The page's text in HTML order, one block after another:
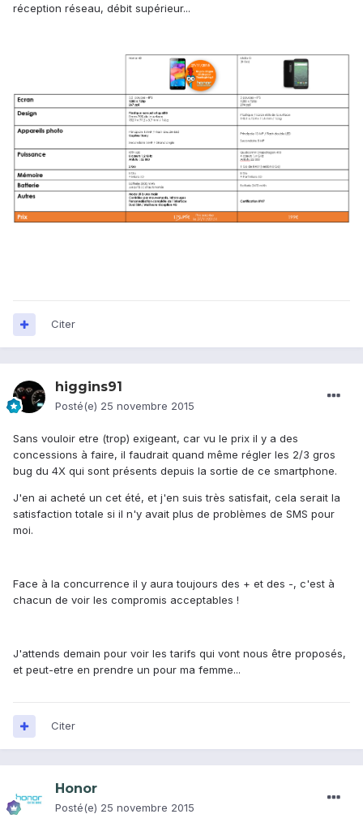
réception réseau, débit supérieur...
Citer
higgins91
Posté(e) 25 novembre 2015
Sans vouloir etre (trop) exigeant, car vu le prix il y a des
concessions à faire, il faudrait quand même régler les 2/3 gros
bug du 4X qui sont présents depuis la sortie de ce smartphone.
J'en ai acheté un cet été, et j'en suis très satisfait, cela serait la
satisfaction totale si il n'y avait plus de problèmes de SMS pour
moi.
Face à la concurrence il y aura toujours des + et des -, c'est à
chacun de voir les compromis acceptables !
J'attends demain pour voir les tarifs qui vont nous être proposés,
et peut-etre en prendre un pour ma femme...
Citer
Honor
Posté(e) 25 novembre 2015